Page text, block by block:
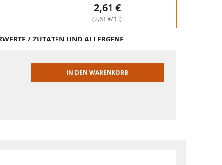
2,61 €
(2,61 €/1 l)
/ ZUTATEN UND ALLERGENE
IN DEN WARENKORB